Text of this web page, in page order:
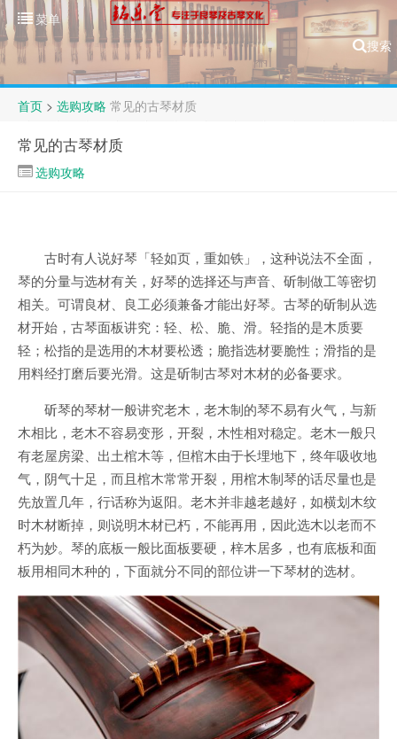
菜单
搜索
首页 > 选购攻略 常见的古琴材质
常见的古琴材质
选购攻略
古时有人说好琴「轻如页，重如铁」，这种说法不全面，
琴的分量与选材有关，好琴的选择还与声音、斫制做工等密切
相关。可谓良材、良工必须兼备才能出好琴。古琴的斫制从选
材开始，古琴面板讲究：轻、松、脆、滑。轻指的是木质要
轻；松指的是选用的木材要松透；脆指选材要脆性；滑指的是
用料经打磨后要光滑。这是斫制古琴对木材的必备要求。
斫琴的琴材一般讲究老木，老木制的琴不易有火气，与新
木相比，老木不容易变形，开裂，木性相对稳定。老木一般只
有老屋房梁、出土棺木等，但棺木由于长埋地下，终年吸收地
气，阴气十足，而且棺木常常开裂，用棺木制琴的话尽量也是
先放置几年，行话称为返阳。老木并非越老越好，如横划木纹
时木材断掉，则说明木材已朽，不能再用，因此选木以老而不
朽为妙。琴的底板一般比面板要硬，梓木居多，也有底板和面
板用相同木种的，下面就分不同的部位讲一下琴材的选材。